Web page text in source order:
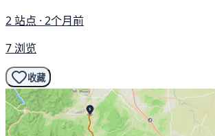
2 站点 · 2个月前
7 浏览
收藏